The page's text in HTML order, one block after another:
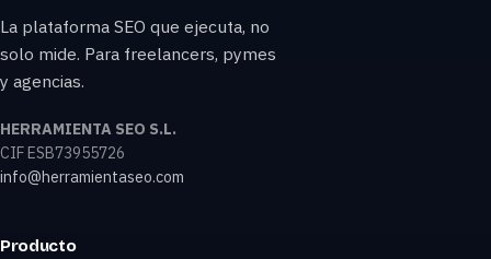
La plataforma SEO que ejecuta, no
solo mide. Para freelancers, pymes
y agencias.
HERRAMIENTA SEO S.L.
CIF ESB73955726
info@herramientaseo.com
Producto